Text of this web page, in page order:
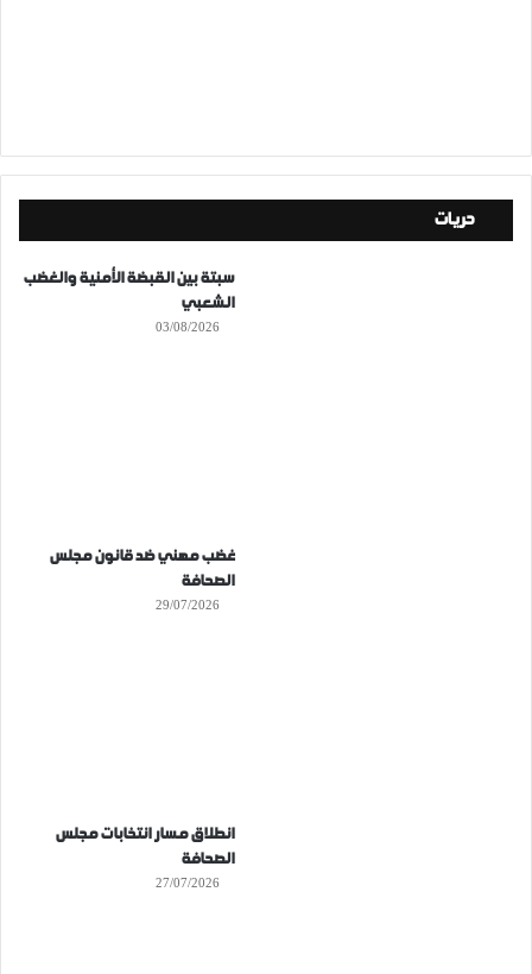
حريات
سبتة بين القبضة الأمنية والغضب
الشعبي
03/08/2026
غضب مهني ضد قانون مجلس
الصحافة
29/07/2026
انطلاق مسار انتخابات مجلس
الصحافة
27/07/2026